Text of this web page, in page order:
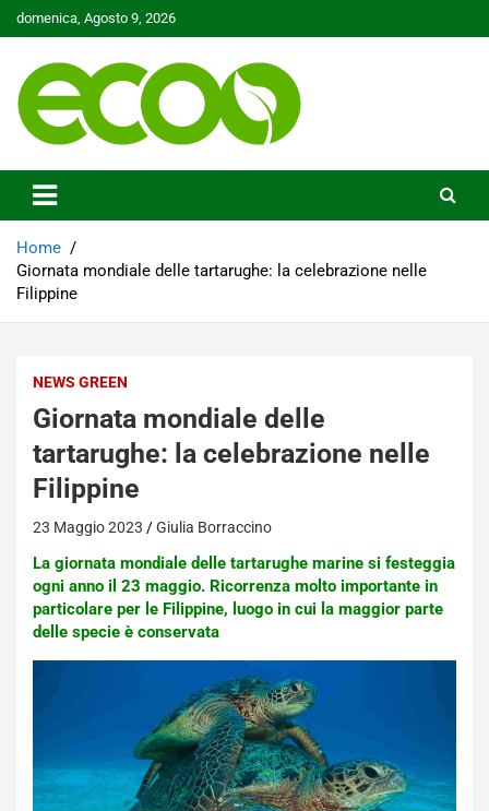
Skip
to
domenica, Agosto 9, 2026
Ecoo.it
Home
Giornata mondiale delle tartarughe: la celebrazione nelle
Filippine
NEWS GREEN
Giornata mondiale delle
tartarughe: la celebrazione nelle
Filippine
23 Maggio 2023 Giulia Borraccino
La giornata mondiale delle tartarughe marine si festeggia
ogni anno il 23 maggio. Ricorrenza molto importante in
particolare per le Filippine, luogo in cui la maggior parte
delle specie è conservata